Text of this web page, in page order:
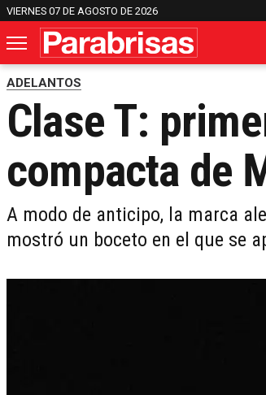
VIERNES 07 DE AGOSTO DE 2026
ADELANTOS
Clase T:
compacta de
A modo de anticipo, la marca
mostró un boceto en el que se